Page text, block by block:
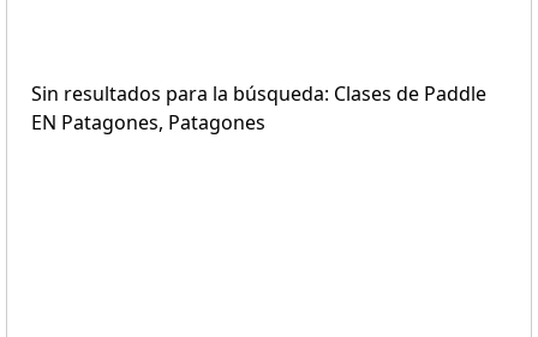
Sin resultados para la búsqueda: Clases de Paddle
EN Patagones, Patagones